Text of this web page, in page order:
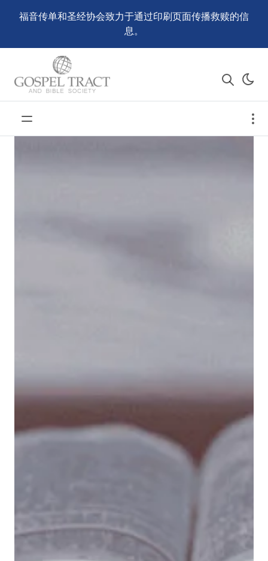
福音传单和圣经协会致力于通过印刷页面传播救赎的信
息。